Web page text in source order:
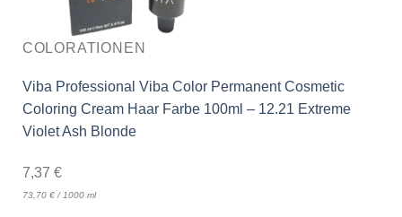
COLORATIONEN
Viba Professional Viba Color Permanent Cosmetic
Coloring Cream Haar Farbe 100ml – 12.21 Extreme
Violet Ash Blonde
7,37 €
73,70 €/ 1000 ml